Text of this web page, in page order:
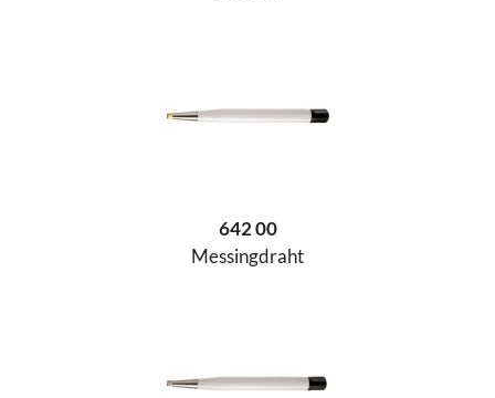
642 00
Messingdraht